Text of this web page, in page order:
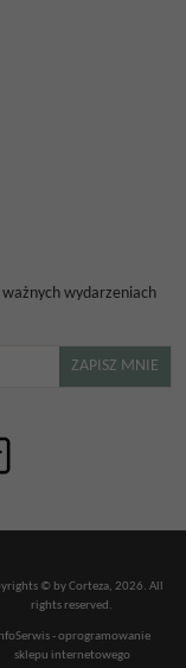
wydarzeniach
© by Corteza, 2026. All
rights reserved.
InfoSerwis-oprogramowanie
sklepu internetowego